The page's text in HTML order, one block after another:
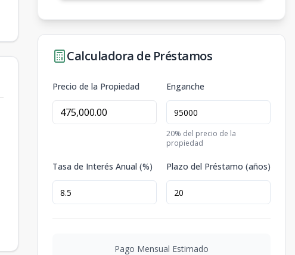
Calculadora de Préstamos
Precio de la Propiedad Enganche
20% del precio de la
propiedad
Tasa de Interés Anual (%) Plazo del Préstamo (años)
Pago Mensual Estimado